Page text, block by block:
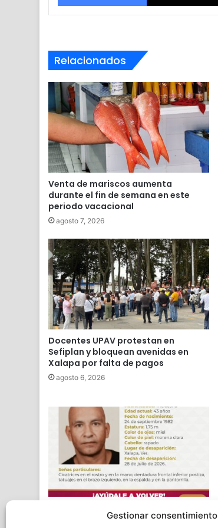
Gestionar consentimiento
Relacionados
Venta de mariscos aumenta
durante el fin de semana en este
periodo vacacional
agosto 7, 2026
Docentes UPAV protestan en
Sefiplan y bloquean avenidas en
Xalapa por falta de pagos
agosto 6, 2026
Xalapa; es hijo de una ambientalista